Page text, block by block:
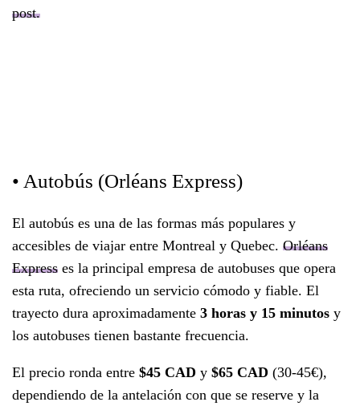
post.
• Autobús (Orléans Express)
El autobús es una de las formas más populares y
accesibles de viajar entre Montreal y Quebec. Orléans
Express es la principal empresa de autobuses que opera
esta ruta, ofreciendo un servicio cómodo y fiable. El
trayecto dura aproximadamente 3 horas y 15 minutos y
los autobuses tienen bastante frecuencia.
El precio ronda entre $45 CAD y $65 CAD (30-45€),
dependiendo de la antelación con que se reserve y la